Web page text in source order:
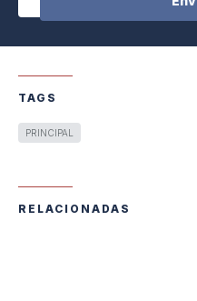
TAGS
PRINCIPAL
RELACIONADAS